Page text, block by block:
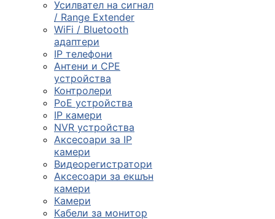
Усилвател на сигнал
/ Range Extender
WiFi / Bluetooth
адаптери
IP телефони
Антени и CPE
устройства
Контролери
PoE устройства
IP камери
NVR устройства
Аксесоари за IP
камери
Видеорегистратори
Аксесоари за екшън
камери
Камери
Кабели за монитор